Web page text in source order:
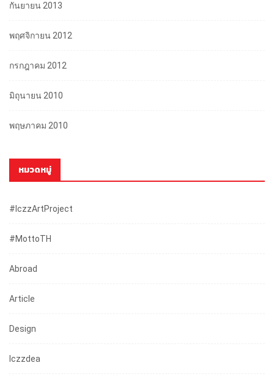
กันยายน 2013
พฤศจิกายน 2012
กรกฎาคม 2012
มิถุนายน 2010
พฤษภาคม 2010
หมวดหมู่
#iczzArtProject
#mottoTH
Abroad
Article
Design
Iczzdea